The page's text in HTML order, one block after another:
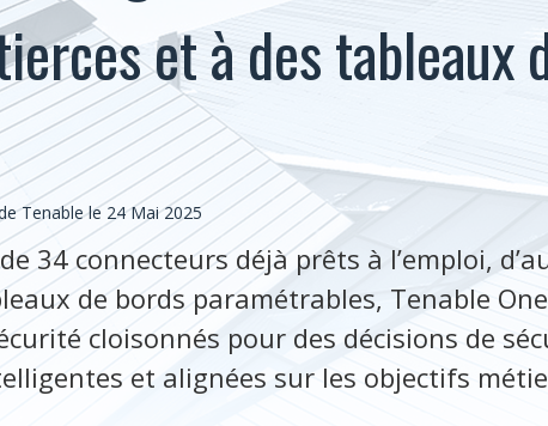
et à des tableaux
Tenable le 24 Mai 2025
34 connecteurs déjà prêts à l’emploi,
de bords paramétrables, Tenable
cloisonnés pour des décisions de
et alignées sur les objectifs